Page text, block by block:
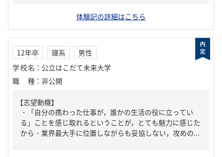
体験記の詳細はこちら
12年卒 理系
男性
学校名 ： 公立はこだて未来大学
職種 ： 非公開
【志望動機】
・「自分の携わった仕事が，誰かの生活の役に立ってい
る」ことを感じ取れるということが，とても魅力に感じた
から・業界最大手に位置しながらも妥協しない，攻めの...